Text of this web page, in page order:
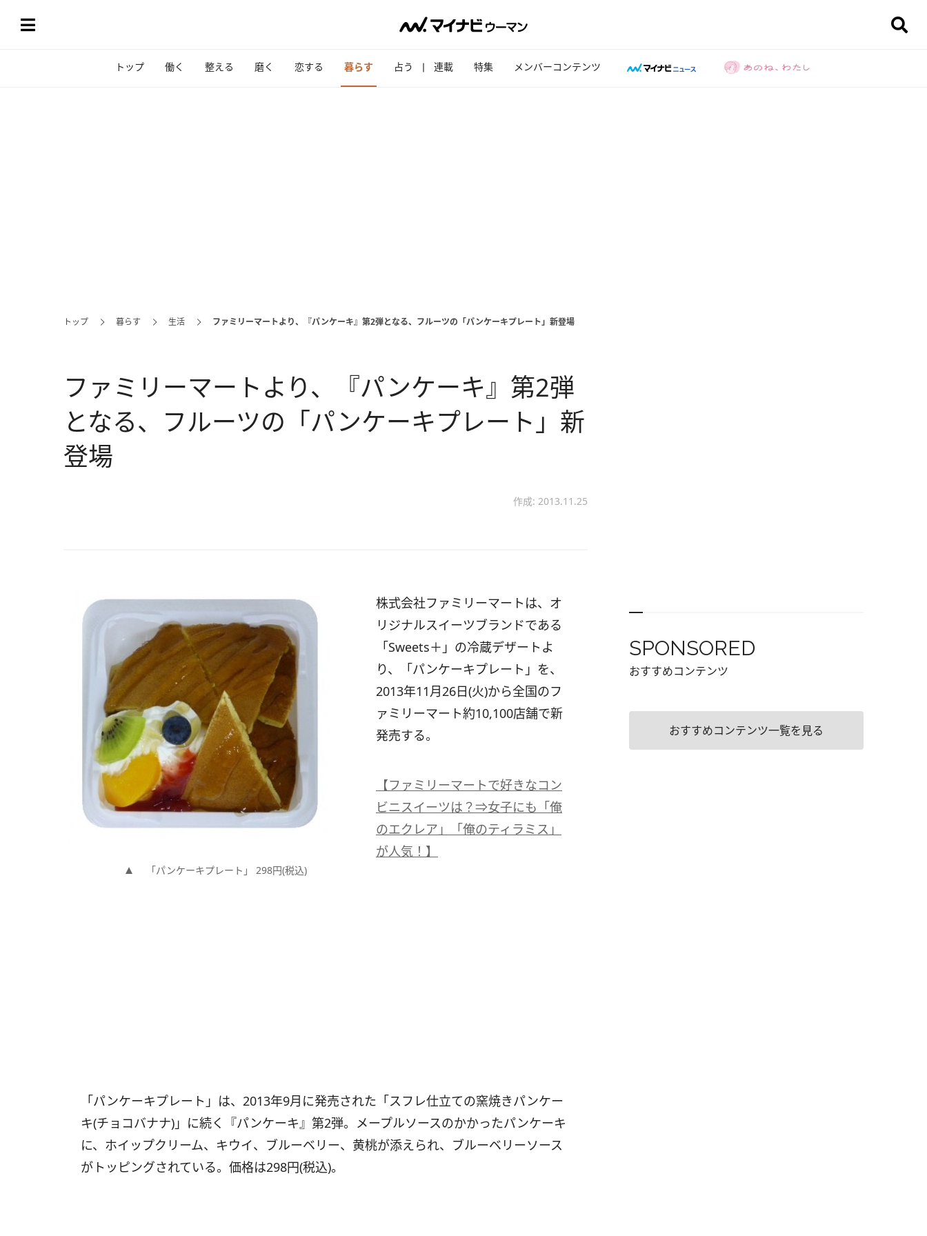
トップ 働く 整える 磨く 恋する 暮らす 占う 連載 特集 メンバーコンテンツ
トップ 暮らす 生活 ファミリーマートより、『パンケーキ』第2弾となる、フルーツの「パンケーキプレート」新登場
ファミリーマートより、『パンケーキ』第2弾
となる、フルーツの「パンケーキプレート」新
登場
作成: 2013.11.25
「パンケーキプレート」 298円(税込)
株式会社ファミリーマートは、オ
リジナルスイーツブランドである
「Sweets＋」の冷蔵デザートよ
り、「パンケーキプレート」を、
2013年11月26日(火)から全国のフ
ァミリーマート約10,100店舗で新
発売する。
【ファミリーマートで好きなコン
ビニスイーツは？⇒女子にも「俺
のエクレア」「俺のティラミス」
が人気！】
「パンケーキプレート」は、2013年9月に発売された「スフレ仕立ての窯焼きパンケー
キ(チョコバナナ)」に続く『パンケーキ』第2弾。メープルソースのかかったパンケーキ
に、ホイップクリーム、キウイ、ブルーベリー、黄桃が添えられ、ブルーベリーソース
がトッピングされている。価格は298円(税込)。
SPONSORED
おすすめコンテンツ
おすすめコンテンツ一覧を見る